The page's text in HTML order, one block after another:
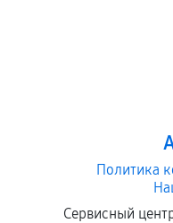
Политика
Сервисный